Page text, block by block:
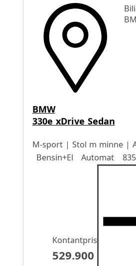
BMW
330e xDrive Sedan
M-sport | Stol m minne |
Drivmedel
Bensin+El
Drivmedel Automat
Miltal
årsmodell
Kontantpris
529.900